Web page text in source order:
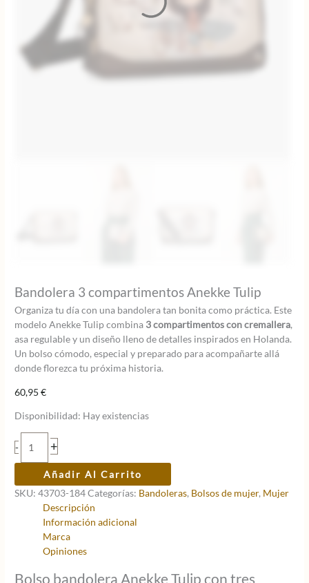
Bandolera 3 compartimentos Anekke Tulip
Organiza tu día con una bandolera tan bonita como práctica. Este
modelo Anekke Tulip combina 3 compartimentos con cremallera,
asa regulable y un diseño lleno de detalles inspirados en Holanda.
Un bolso cómodo, especial y preparado para acompañarte allá
donde florezca tu próxima historia.
60,95€
Disponibilidad: Hay existencias
-
Bandolera
compartimentos
Tulip
cantidad
+
Añadir Al Carrito
SKU:43703-184Categorías: Bandoleras, Bolsos de mujer, Mujer
Descripción
Información adicional
Marca
Opiniones
Bolso bandolera Anekke Tulip con tres